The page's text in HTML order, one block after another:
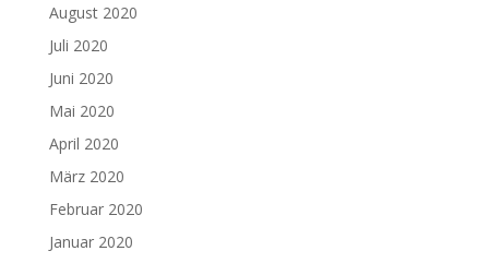
August 2020
Juli 2020
Juni 2020
Mai 2020
April 2020
März 2020
Februar 2020
Januar 2020